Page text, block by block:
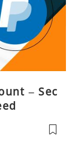
– Sec